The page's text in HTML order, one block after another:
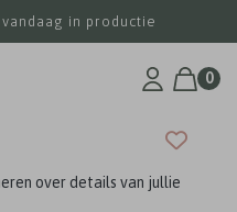
in productie
0
over details van jullie